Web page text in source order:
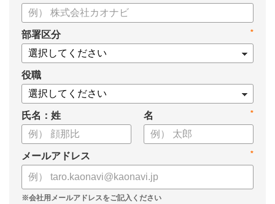
・タレントマネジメントが必要な企業の特徴
・タレントマネジメントシステム導入を検討する際の10個の選
定ポイント
・システム導入までの3つのステップ
についてまとめています。ぜひお役立てください。
*
部署区分
役職
氏名：姓 *
名
*
メールアドレス